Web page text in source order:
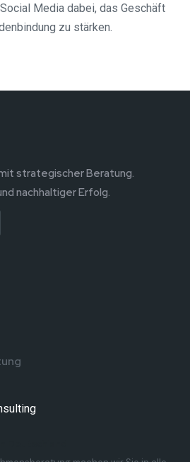
Media dabei, das Geschäft
zu stärken.
strategischer Beratung.
nachhaltiger Erfolg.